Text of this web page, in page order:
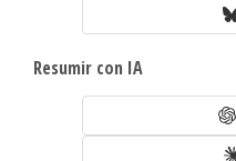
Resumir con IA